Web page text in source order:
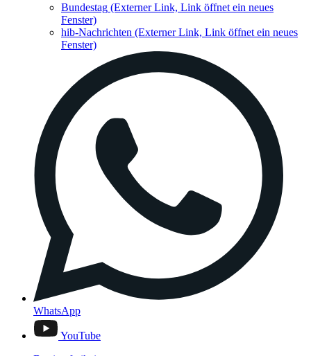
Bundestag (Externer Link, Link öffnet ein neues
Fenster)
hib-Nachrichten (Externer Link, Link öffnet ein neues
Fenster)
WhatsApp
YouTube